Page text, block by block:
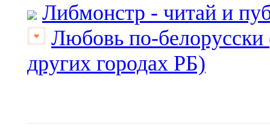
Либмонстр - читай и
Любовь по-белорусски
других городах РБ)